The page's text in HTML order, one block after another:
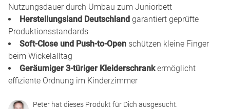
Nutzungsdauer durch Umbau zum Juniorbett
Herstellungsland Deutschland garantiert geprüfte
Produktionsstandards
Soft-Close und Push-to-Open schützen kleine Finger
beim Wickelalltag
Geräumiger 3-türiger Kleiderschrankermöglicht
effiziente Ordnung im Kinderzimmer
Peter hat dieses Produkt für Dich ausgesucht.